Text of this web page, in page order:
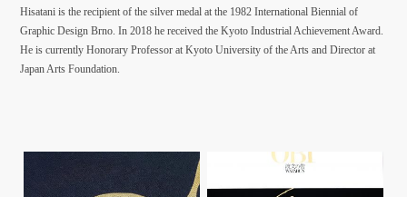
Hisatani is the recipient of the silver medal at the 1982 International Biennial of
Graphic Design Brno. In 2018 he received the Kyoto Industrial Achievement Award.
He is currently Honorary Professor at Kyoto University of the Arts and Director at
Japan Arts Foundation.